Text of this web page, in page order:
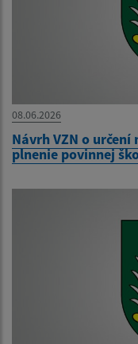
08.06.2026
Návrh VZN o
plnenie povinnej